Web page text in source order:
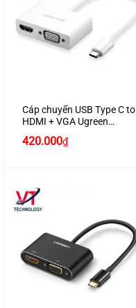
Cáp chuyển USB Type C to
HDMI + VGA Ugreen
Giá
420.000₫Giá
hiện